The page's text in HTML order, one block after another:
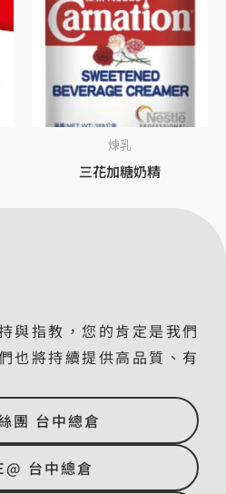
煉乳
三花加糖奶精
與指教，您的肯定是我們
也將持續提供高品質、有
團 台中總倉
台中總倉